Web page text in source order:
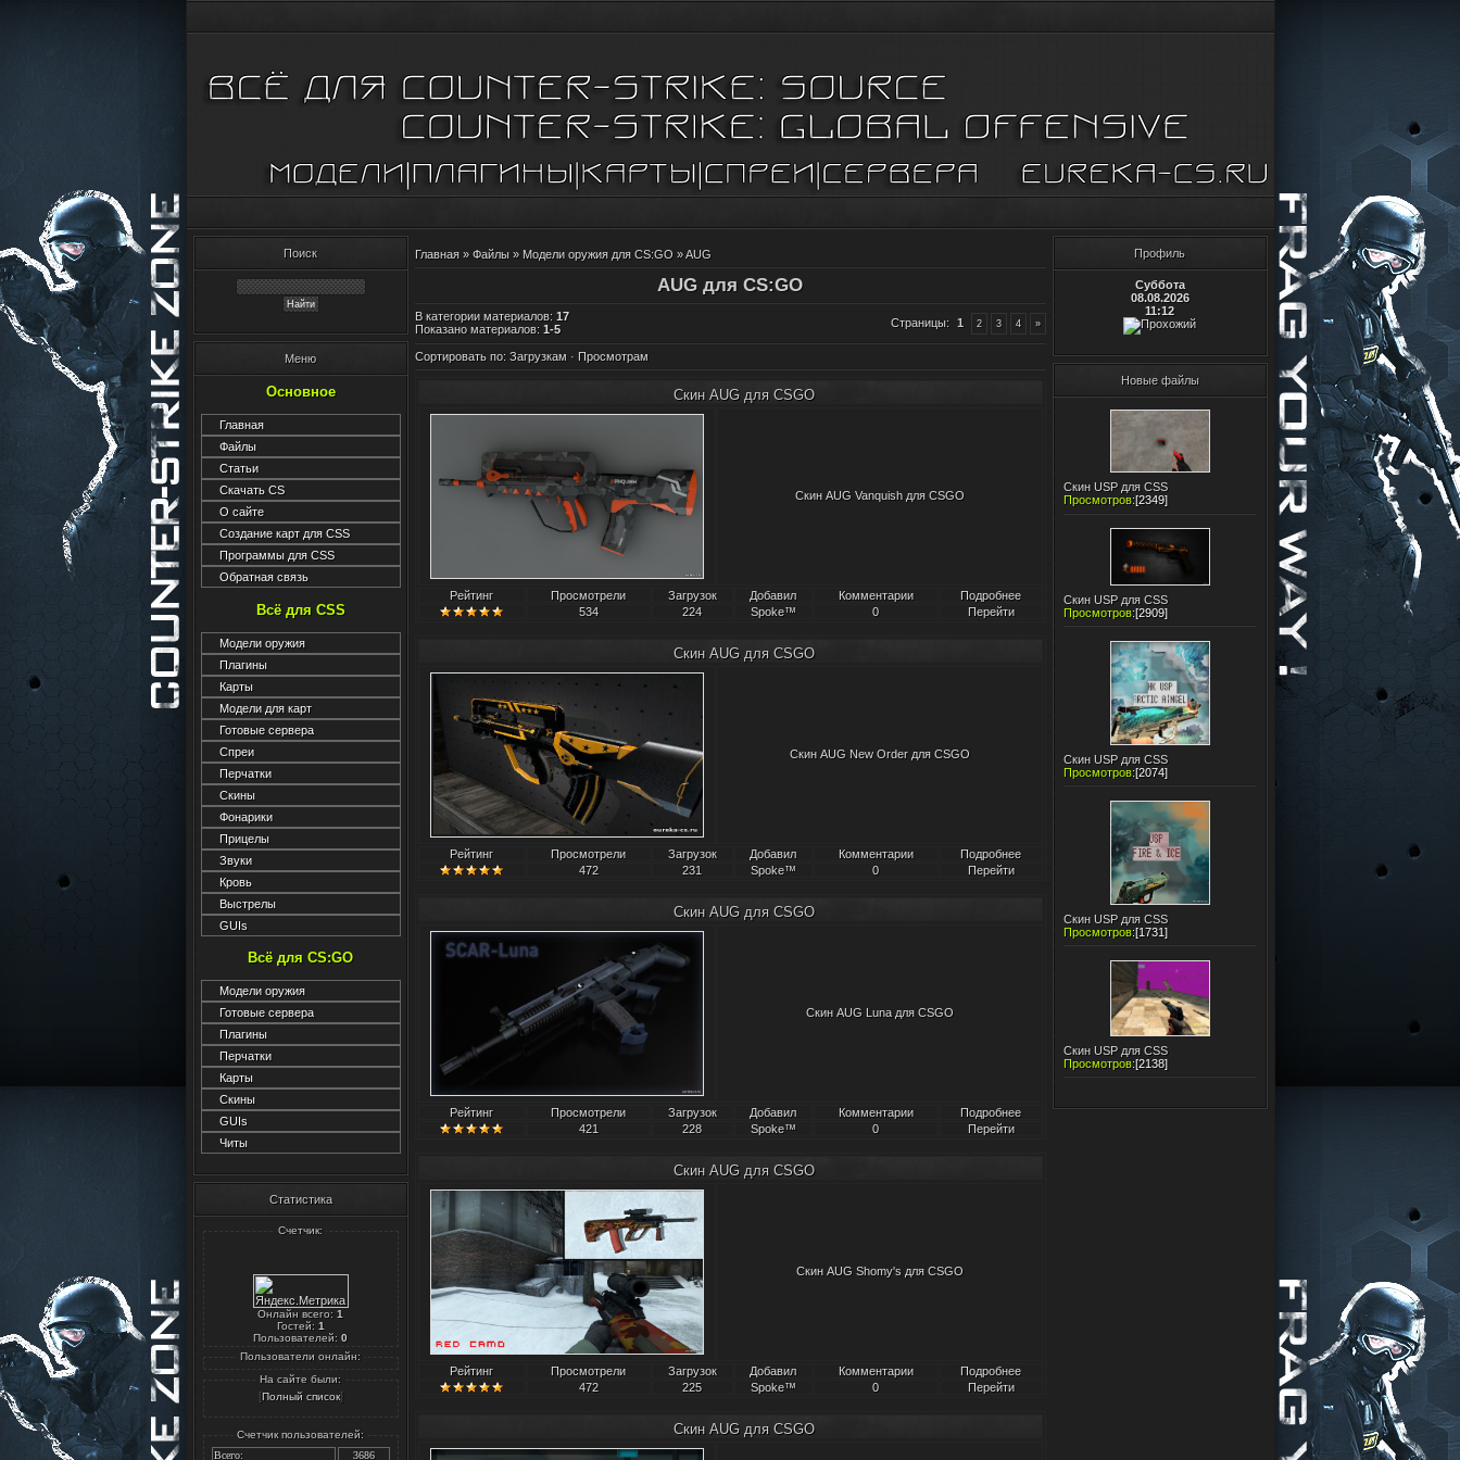
Поиск
Меню
Основное
Главная
Файлы
Статьи
Скачать CS
О сайте
Создание карт для CSS
Программы для CSS
Обратная связь
Всё для CSS
Модели оружия
Плагины
Карты
Модели для карт
Готовые сервера
Спреи
Перчатки
Скины
Фонарики
Прицелы
Звуки
Кровь
Выстрелы
GUIs
Всё для CS:GO
Модели оружия
Готовые сервера
Плагины
Перчатки
Карты
Скины
GUIs
Читы
Статистика
Счетчик:
Онлайн всего: 1
Гостей: 1
Пользователей: 0
Пользователи онлайн:
На сайте были:
[Полный список]
Счетчик пользователей:
Всего:
3686
Главная» Файлы» Модели оружия для CS:GO» AUG
AUG для CS:GO
В категории материалов: 17
Показано материалов: 1-5 Страницы: 1 2 3 4 »
Сортировать по: Загрузкам · Просмотрам
Скин AUG для CSGO
Скин AUG Vanquish для CSGO
Рейтинг Просмотрели Загрузок Добавил Комментарии
Подробнее
534
224 Spoke™ 0 Перейти
Скин AUG для CSGO
Скин AUG New Order для CSGO
Рейтинг Просмотрели Загрузок Добавил Комментарии
Подробнее
472
231 Spoke™ 0 Перейти
Скин AUG для CSGO
Скин AUG Luna для CSGO
Рейтинг Просмотрели Загрузок Добавил Комментарии
Подробнее
421
228 Spoke™ 0 Перейти
Скин AUG для CSGO
Скин AUG Shomy's для CSGO
Рейтинг Просмотрели Загрузок Добавил Комментарии
Подробнее
472
225 Spoke™ 0 Перейти
Скин AUG для CSGO
Профиль
Суббота
08.08.2026
11:12
Новые файлы
Скин USP для CSS
Просмотров:[2349]
Скин USP для CSS
Просмотров:[2909]
Скин USP для CSS
Просмотров:[2074]
Скин USP для CSS
Просмотров:[1731]
Скин USP для CSS
Просмотров:[2138]